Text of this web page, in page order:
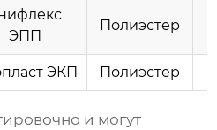
ЭПП
Полиэстер
ЭКП Полиэстер
и могут